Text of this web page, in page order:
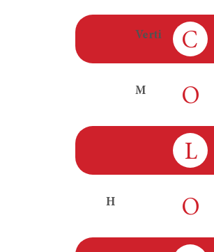
Verti C
M O
L
H O